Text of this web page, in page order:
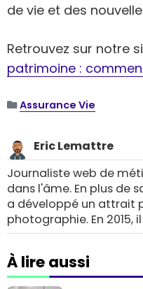
de vie et des
Retrouvez sur notre
patrimoine :
Assurance Vie
Eric Lemattre
Journaliste web de
dans l'âme. En plus de
a développé un attrait
photographie. En 2015,
gameur.com, un blog
À lire aussi